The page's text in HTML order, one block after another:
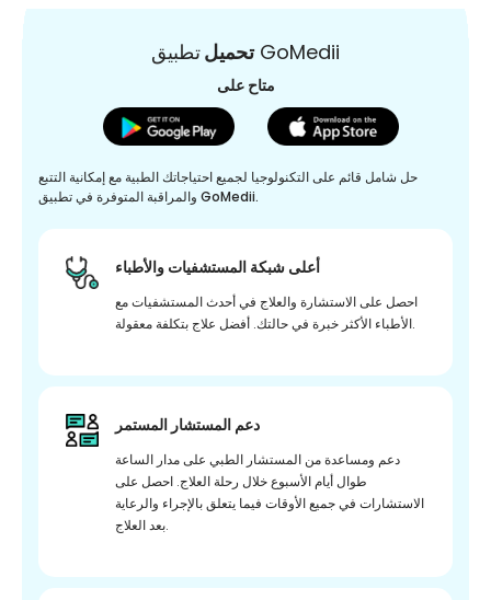
تحميلتطبيق GoMedii
متاح على
حل شامل قائم على التكنولوجيا لجميع احتياجاتك الطبية مع إمكانية التتبع
والمراقبة المتوفرة في تطبيق GoMedii.
أعلى شبكة المستشفيات والأطباء
احصل على الاستشارة والعلاج في أحدث المستشفيات مع
الأطباء الأكثر خبرة في حالتك. أفضل علاج بتكلفة معقولة.
دعم المستشار المستمر
دعم ومساعدة من المستشار الطبي على مدار الساعة
طوال أيام الأسبوع خلال رحلة العلاج. احصل على
الاستشارات في جميع الأوقات فيما يتعلق بالإجراء والرعاية
بعد العلاج.